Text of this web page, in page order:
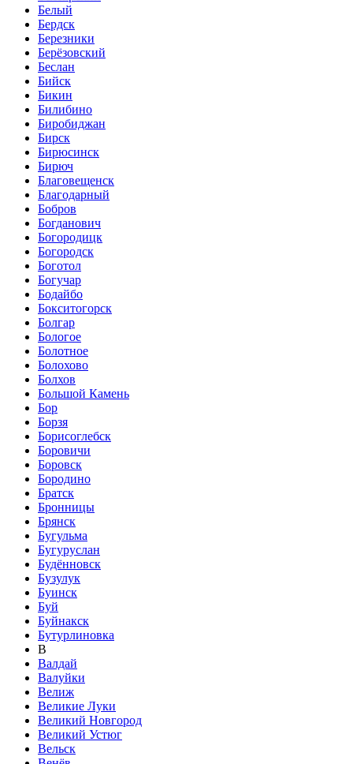
Белый
Бердск
Березники
Берёзовский
Беслан
Бийск
Бикин
Билибино
Биробиджан
Бирск
Бирюсинск
Бирюч
Благовещенск
Благодарный
Бобров
Богданович
Богородицк
Богородск
Боготол
Богучар
Бодайбо
Бокситогорск
Болгар
Бологое
Болотное
Болохово
Болхов
Большой Камень
Бор
Борзя
Борисоглебск
Боровичи
Боровск
Бородино
Братск
Бронницы
Брянск
Бугульма
Бугуруслан
Будённовск
Бузулук
Буинск
Буй
Буйнакск
Бутурлиновка
В
Валдай
Валуйки
Велиж
Великие Луки
Великий Новгород
Великий Устюг
Вельск